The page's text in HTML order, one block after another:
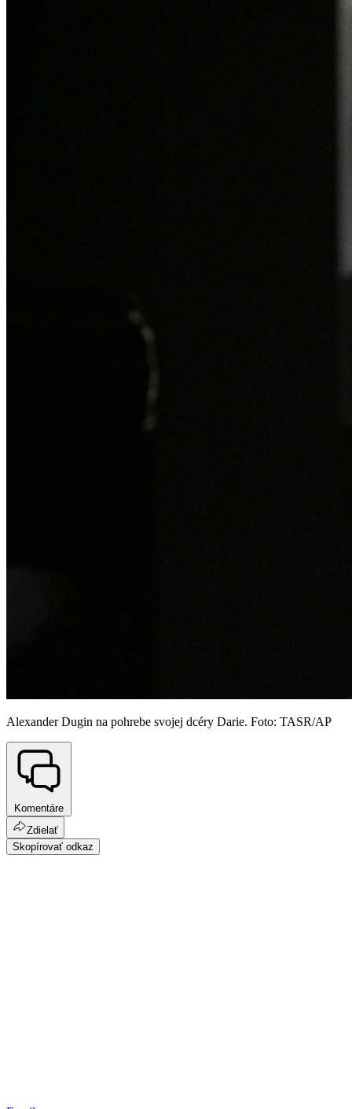
Alexander Dugin na pohrebe svojej dcéry Darie. Foto: TASR/AP
Komentáre
Zdielať
Skopírovať odkaz